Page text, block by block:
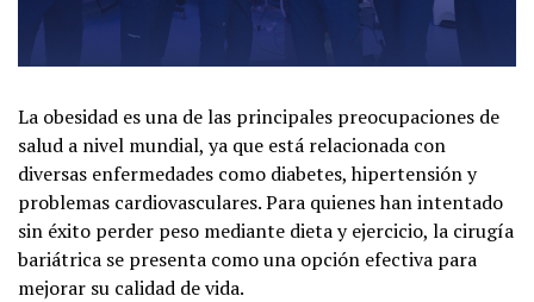
La obesidad es una de las principales preocupaciones de
salud a nivel mundial, ya que está relacionada con
diversas enfermedades como diabetes, hipertensión y
problemas cardiovasculares. Para quienes han intentado
sin éxito perder peso mediante dieta y ejercicio, la cirugía
bariátrica se presenta como una opción efectiva para
mejorar su calidad de vida.